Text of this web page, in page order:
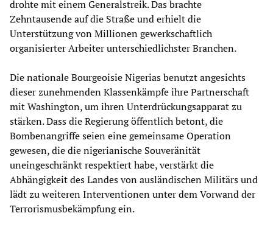
drohte mit einem Generalstreik. Das brachte
Zehntausende auf die Straße und erhielt die
Unterstützung von Millionen gewerkschaftlich
organisierter Arbeiter unterschiedlichster Branchen.
Die nationale Bourgeoisie Nigerias benutzt angesichts
dieser zunehmenden Klassenkämpfe ihre Partnerschaft
mit Washington, um ihren Unterdrückungsapparat zu
stärken. Dass die Regierung öffentlich betont, die
Bombenangriffe seien eine gemeinsame Operation
gewesen, die die nigerianische Souveränität
uneingeschränkt respektiert habe, verstärkt die
Abhängigkeit des Landes von ausländischen Militärs und
lädt zu weiteren Interventionen unter dem Vorwand der
Terrorismusbekämpfung ein.